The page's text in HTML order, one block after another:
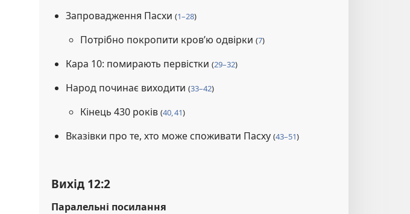
Запровадження Пасхи (1–28)
Потрібно покропити кров’ю одвірки (7)
Кара 10: помирають первістки (29–32)
Народ починає виходити (33–42)
Кінець 430 років (40, 41)
Вказівки про те, хто може споживати Пасху (43–51)
Вихід 12:2
Паралельні посилання